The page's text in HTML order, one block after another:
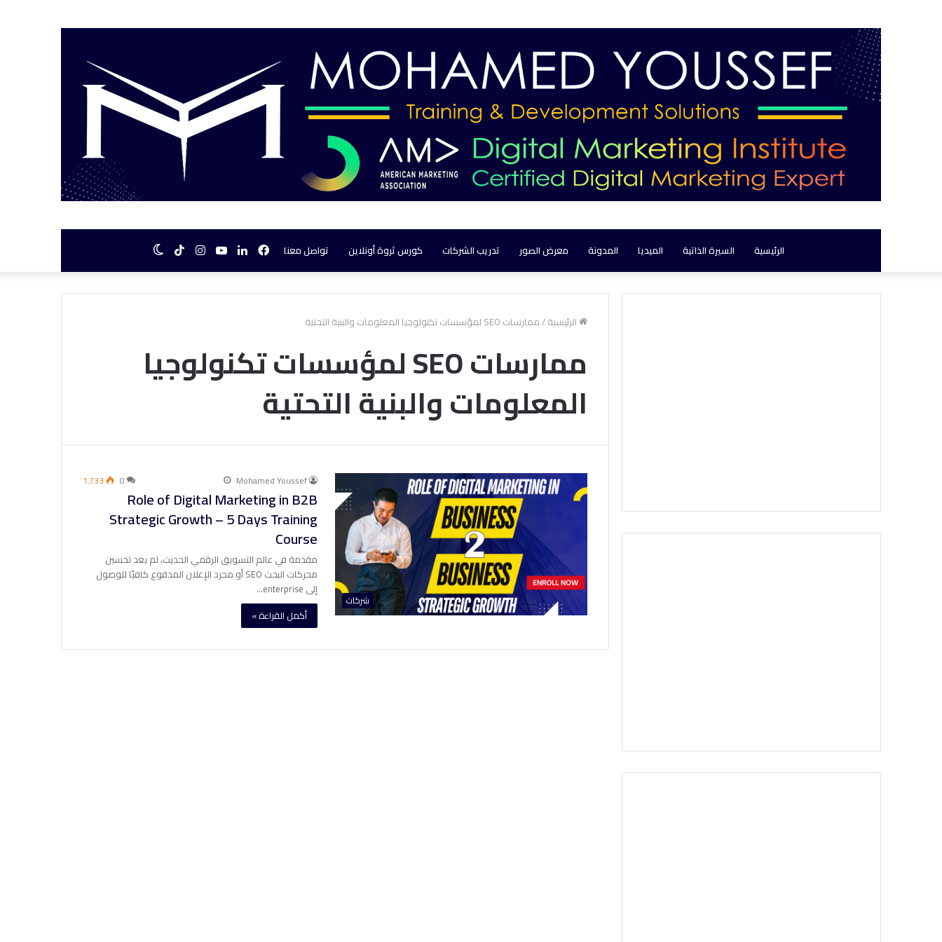
الرئيسية السيرة الذاتية الميديا المدونة معرض الصور تدريب الشركات كورس ثروة أونلاين تواصل معنا
المظلم
TikTok
انستقرام يوتيوب لينكدإنفيسبوك
الرئيسية/ممارسات SEO لمؤسسات تكنولوجيا المعلومات والبنية التحتية
ممارسات SEO لمؤسسات تكنولوجيا
المعلومات والبنية التحتية
شركات
Mohamed Youssef
0 1٬733
Role of Digital Marketing in B2B
Strategic Growth – 5 Days Training
Course
مقدمة في عالم التسويق الرقمي الحديث، لم يعد تحسين
محركات البحث SEO أو مجرد الإعلان المدفوع كافيًا للوصول
إلى enterprise…
أكمل القراءة »